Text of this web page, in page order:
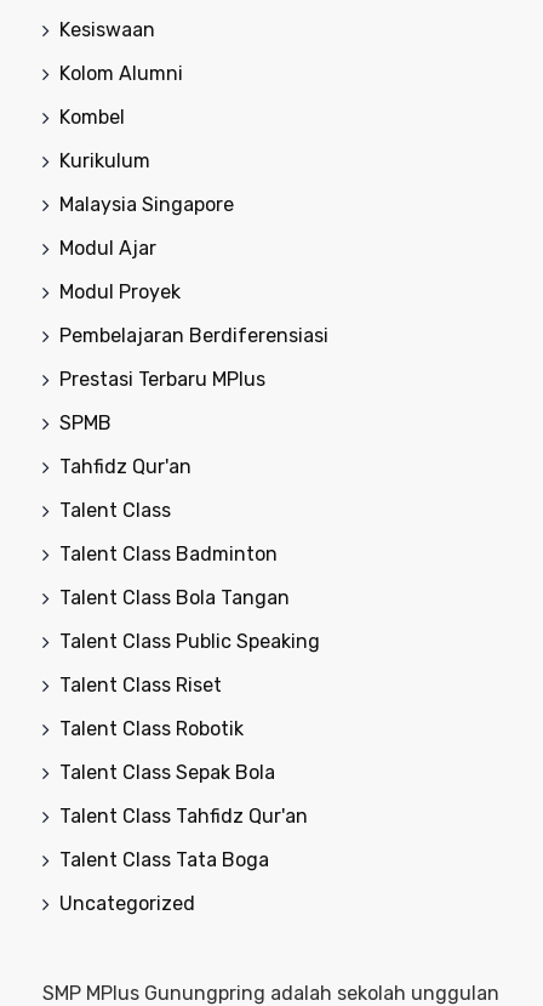
Kesiswaan
Kolom Alumni
Kombel
Kurikulum
Malaysia Singapore
Modul Ajar
Modul Proyek
Pembelajaran Berdiferensiasi
Prestasi Terbaru MPlus
SPMB
Tahfidz Qur'an
Talent Class
Talent Class Badminton
Talent Class Bola Tangan
Talent Class Public Speaking
Talent Class Riset
Talent Class Robotik
Talent Class Sepak Bola
Talent Class Tahfidz Qur'an
Talent Class Tata Boga
Uncategorized
SMP MPlus Gunungpring adalah sekolah unggulan